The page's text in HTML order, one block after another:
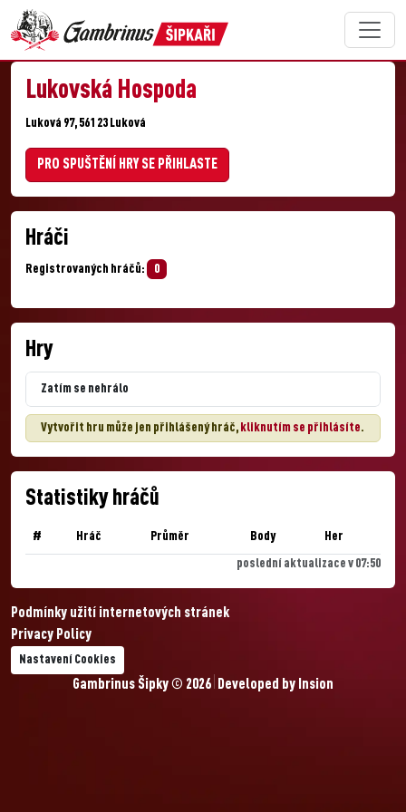
Lukovská Hospoda
Luková 97, 561 23 Luková
PRO SPUŠTĚNÍ HRY SE PŘIHLASTE
Hráči
Registrovaných hráčů: 0
Hry
Zatím se nehrálo
Vytvořit hru může jen přihlášený hráč, kliknutím se přihlásíte.
Statistiky hráčů
# Hráč Průměr Body Her
poslední aktualizace v 07:50
Podmínky užití internetových stránek
Privacy Policy
Nastavení Cookies
Gambrinus Šipky © 2026 Developed by Insion